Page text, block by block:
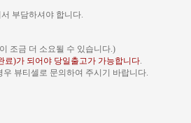
부담하셔야 합니다.
조금 더 소요될 수 있습니다.)
료)가 되어야 당일출고가 가능합니다.
뷰티셀로 문의하여 주시기 바랍니다.